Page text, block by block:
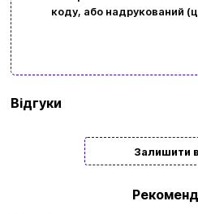
коду, або надрукований
Відгуки
Залишити